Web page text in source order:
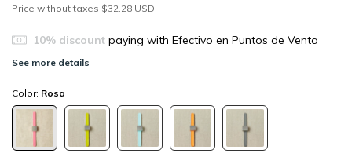
Price without taxes $32.28 USD
10% discountpaying with Efectivo en Puntos de Venta
See more details
Color: Rosa